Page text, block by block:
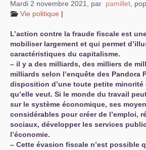
Mardi 2 novembre 2021 par pamillet
Vie politique |
L’action contre la fraude fiscale est
mobiliser largement et qui permet
caractéristiques du capitalisme.
– il y a des milliards, des milliers de
milliards selon l’enquête des Pandora
disposition d’une toute petite minorité
qu’elle veut. Si le monde du travail
sur le système économique, ses
considérables pour créer de l’emploi,
sociaux, développer les services
l’économie.
– Cette évasion fiscale n’est possible